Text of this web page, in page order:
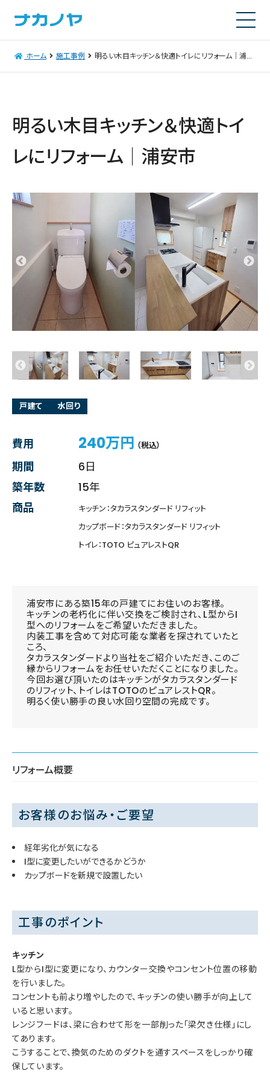
ホーム 施工事例 明るい木目キッチン＆快適トイレにリフォーム｜浦安市
明るい木目キッチン＆快適トイ
レにリフォーム｜浦安市
戸建て 水回り
費用 240万円 （税込）
期間
6日
築年数
15年
商品
キッチン：タカラスタンダード リフィット
カップボード：タカラスタンダード リフィット
トイレ：TOTO ピュアレストQR
浦安市にある築15年の戸建てにお住いのお客様。
キッチンの老朽化に伴い交換をご検討され、L型からI
型へのリフォームをご希望いただきました。
内装工事を含めて対応可能な業者を探されていたと
ころ、
タカラスタンダードより当社をご紹介いただき、このご
縁からリフォームをお任せいただくことになりました。
今回お選び頂いたのはキッチンがタカラスタンダード
のリフィット、トイレはTOTOのピュアレストQR。
明るく使い勝手の良い水回り空間の完成です。
リフォーム概要
お客様のお悩み・ご要望
経年劣化が気になる
I型に変更したいができるかどうか
カップボードを新規で設置したい
工事のポイント
キッチン
L型からI型に変更になり、カウンター交換やコンセント位置の移動
を行いました。
コンセントも前より増やしたので、キッチンの使い勝手が向上して
いると思います。
レンジフードは、梁に合わせて形を一部削った「梁欠き仕様」にし
てあります。
こうすることで、換気のためのダクトを通すスペースをしっかり確
保しています。